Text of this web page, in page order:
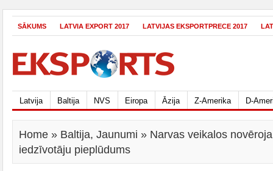
SĀKUMS LATVIA EXPORT 2017 LATVIJAS EKSPORTPRECE 2017
Latvija Baltija NVS Eiropa Āzija Z-Amerika D-
Home » Baltija, Jaunumi » Narvas veikalos
iedzīvotāju pieplūdums